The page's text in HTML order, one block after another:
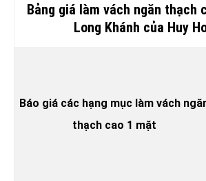
Bảng giá làm vách ngăn thạch
Long Khánh của Huy
Báo giá các hạng mục làm vách
thạch cao 1 mặt